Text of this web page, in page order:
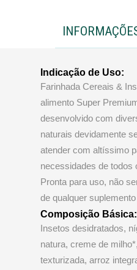
Indicação de Uso:
Farinhada Cereais &
alimento Super
desenvolvido com
naturais devidamente
atender com altíssimo
necessidades de
Pronta para uso, não
de qualquer
Composição Básica:
Insetos desidratados,
natura, creme de
texturizada, arroz